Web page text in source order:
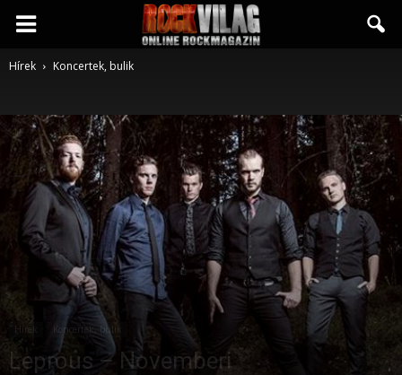
Rockvilág.hu
rockmagazin
Hírek Koncertek, bulik
Hírek Koncertek, bulik
Leprous – Novemberi